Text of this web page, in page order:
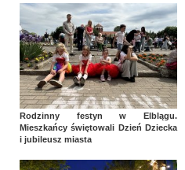
Rodzinny festyn w Elblągu.
Mieszkańcy świętowali Dzień Dziecka
i jubileusz miasta